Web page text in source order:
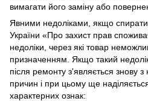
вимагати його заміну або
Явними недоліками, якщо
України «Про захист прав
недоліки, через які товар
призначенням. Якщо такий
після ремонту з'являється знову
причин і при цьому ще
характерних ознак: